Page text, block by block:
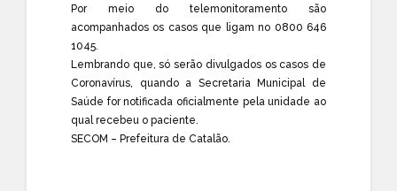
Por meio do telemonitoramento são
acompanhados os casos que ligam no 0800 646
1045.
Lembrando que, só serão divulgados os casos de
Coronavírus, quando a Secretaria Municipal de
Saúde for notificada oficialmente pela unidade ao
qual recebeu o paciente.
SECOM – Prefeitura de Catalão.